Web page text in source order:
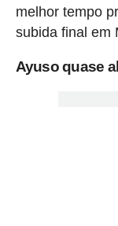
melhor tempo
subida final em
Ayuso quase